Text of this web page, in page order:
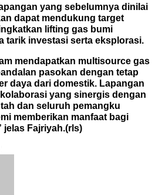
yang sebelumnya dinilai
dapat mendukung target
lifting gas bumi
tarik investasi serta eksplorasi.
mendapatkan multisource gas
pasokan dengan tetap
daya dari domestik. Lapangan
yang sinergis dengan
dan seluruh pemangku
memberikan manfaat bagi
jelas Fajriyah.(rls)